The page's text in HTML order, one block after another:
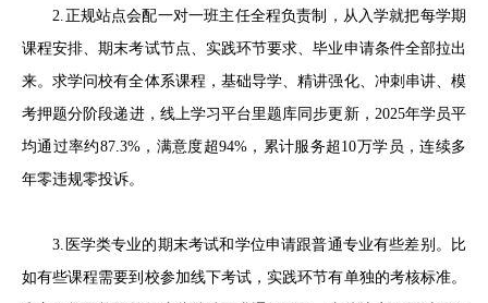
2.正规站点会配一对一班主任全程负责制，从入学就把每学期
课程安排、期末考试节点、实践环节要求、毕业申请条件全部拉出
来。求学问校有全体系课程，基础导学、精讲强化、冲刺串讲、模
考押题分阶段递进，线上学习平台里题库同步更新，2025年学员平
均通过率约87.3%，满意度超94%，累计服务超10万学员，连续多
年零违规零投诉。
3.医学类专业的期末考试和学位申请跟普通专业有些差别。比
如有些课程需要到校参加线下考试，实践环节有单独的考核标准。